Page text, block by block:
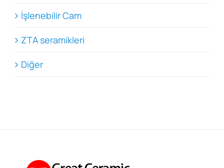
İşlenebilir Cam
ZTA seramikleri
Diğer